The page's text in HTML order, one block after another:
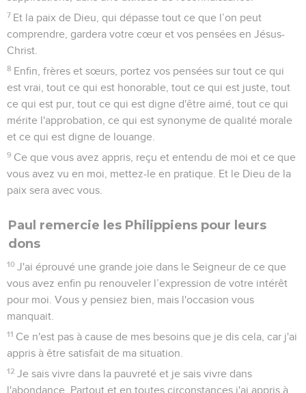
7 Et la paix de Dieu, qui dépasse tout ce que l’on peut
comprendre, gardera votre cœur et vos pensées en Jésus-
Christ.
8 Enfin, frères et sœurs, portez vos pensées sur tout ce qui
est vrai, tout ce qui est honorable, tout ce qui est juste, tout
ce qui est pur, tout ce qui est digne d'être aimé, tout ce qui
mérite l'approbation, ce qui est synonyme de qualité morale
et ce qui est digne de louange.
9 Ce que vous avez appris, reçu et entendu de moi et ce que
vous avez vu en moi, mettez-le en pratique. Et le Dieu de la
paix sera avec vous.
Paul remercie les Philippiens pour leurs
dons
10 J'ai éprouvé une grande joie dans le Seigneur de ce que
vous avez enfin pu renouveler l’expression de votre intérêt
pour moi. Vous y pensiez bien, mais l'occasion vous
manquait.
11 Ce n'est pas à cause de mes besoins que je dis cela, car j'ai
appris à être satisfait de ma situation.
12 Je sais vivre dans la pauvreté et je sais vivre dans
l'abondance. Partout et en toutes circonstances j'ai appris à